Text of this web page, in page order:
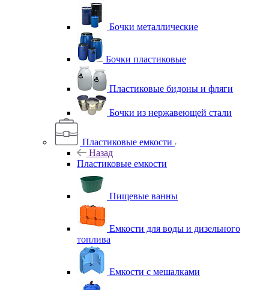
Бочки металлические
Бочки пластиковые
Пластиковые бидоны и фляги
Бочки из нержавеющей стали
Пластиковые емкости
Назад
Пластиковые емкости
Пищевые ванны
Емкости для воды и дизельного
топлива
Емкости с мешалками